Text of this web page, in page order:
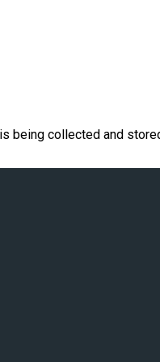
being collected and